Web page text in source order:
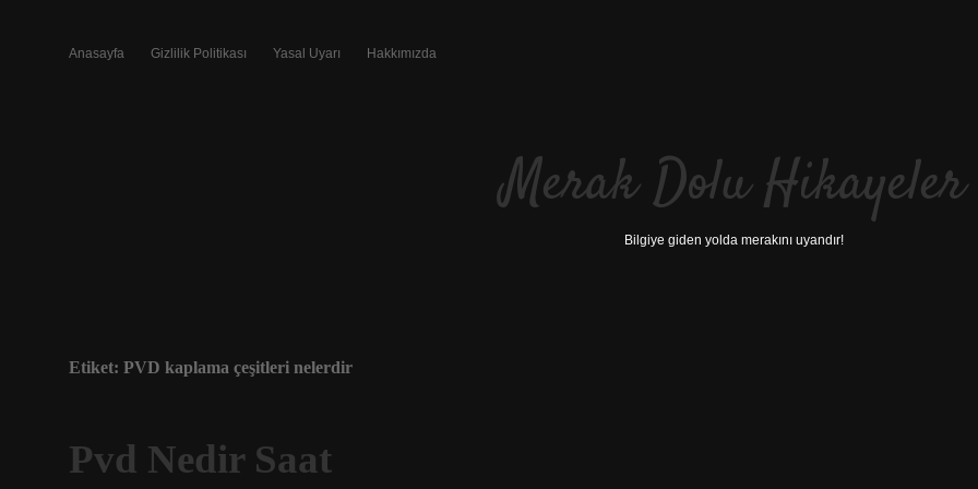
Anasayfa Gizlilik Politikası Yasal Uyarı Hakkımızda
Merak Dolu Hikayeler
Bilgiye giden yolda merakını uyandır!
Etiket: PVD kaplama çeşitleri nelerdir
Pvd Nedir Saat